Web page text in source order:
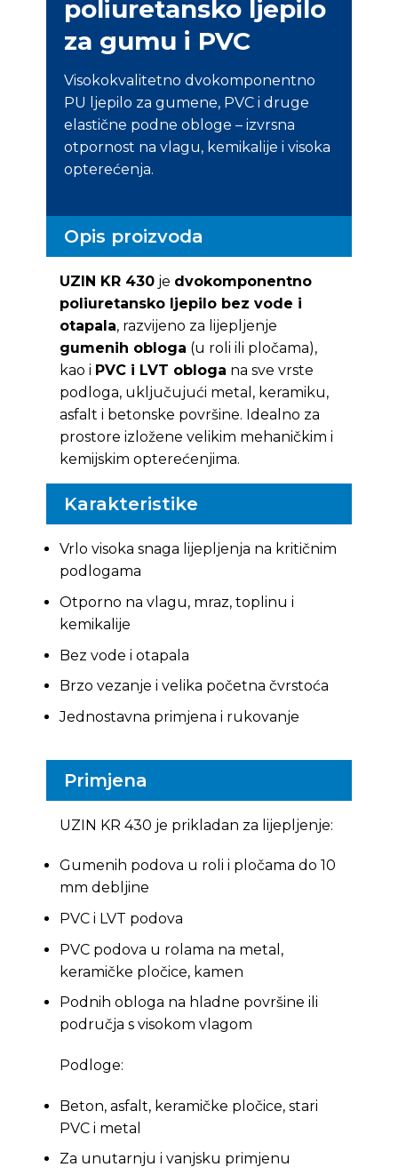
poliuretansko ljepilo
za gumu i PVC
Visokokvalitetno dvokomponentno
PU ljepilo za gumene, PVC i druge
elastične podne obloge – izvrsna
otpornost na vlagu, kemikalije i visoka
opterećenja.
Opis proizvoda
UZIN KR 430je dvokomponentno
poliuretansko ljepilo bez vode i
otapala, razvijeno za lijepljenje
gumenih obloga (u roli ili pločama),
kao i PVC i LVT obloga na sve vrste
podloga, uključujući metal, keramiku,
asfalt i betonske površine. Idealno za
prostore izložene velikim mehaničkim i
kemijskim opterećenjima.
Karakteristike
Vrlo visoka snaga lijepljenja na kritičnim
podlogama
Otporno na vlagu, mraz, toplinu i
kemikalije
Bez vode i otapala
Brzo vezanje i velika početna čvrstoća
Jednostavna primjena i rukovanje
Primjena
UZIN KR 430 je prikladan za lijepljenje:
Gumenih podova u roli i pločama do 10
mm debljine
PVC i LVT podova
PVC podova u rolama na metal,
keramičke pločice, kamen
Podnih obloga na hladne površine ili
područja s visokom vlagom
Podloge:
Beton, asfalt, keramičke pločice, stari
PVC i metal
Za unutarnju i vanjsku primjenu